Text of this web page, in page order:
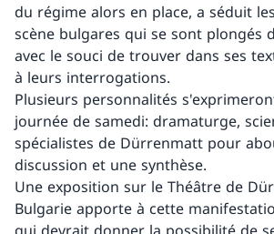
du régime alors en place, a séduit
scène bulgares qui se sont plongés
avec le souci de trouver dans ses
à leurs interrogations.
Plusieurs personnalités
journée de samedi: dramaturge,
spécialistes de Dürrenmatt pour
discussion et une synthèse.
Une exposition sur le Théâtre de
Bulgarie apporte à cette